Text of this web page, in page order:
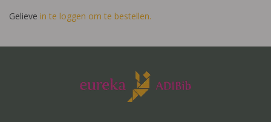
Gelieve in te loggen om te bestellen.